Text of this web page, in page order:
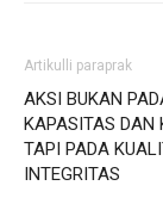
Artikulli paraprak
AKSI BUKAN
KAPASITAS DAN
TAPI PADA
INTEGRITAS